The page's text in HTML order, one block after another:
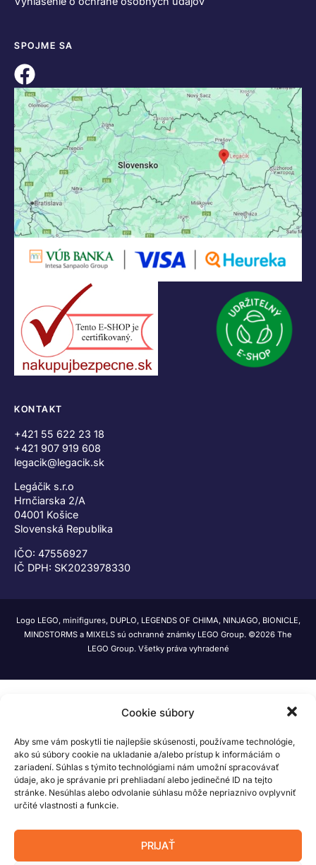
Cookie súbory
Aby sme vám poskytli tie najlepšie skúsenosti, používame technológie,
ako sú súbory cookie na ukladanie a/alebo prístup k informáciám o
zariadení. Súhlas s týmito technológiami nám umožní spracovávať
údaje, ako je správanie pri prehliadaní alebo jedinečné ID na tejto
stránke. Nesúhlas alebo odvolanie súhlasu môže nepriaznivo ovplyvniť
určité vlastnosti a funkcie.
PRIJAŤ
SPOJME SA
KONTAKT
+421 55 622 23 18
+421 907 919 608
legacik@legacik.sk
Legáčik s.r.o
Hrnčiarska 2/A
04001 Košice
Slovenská Republika
IČO: 47556927
IČ DPH: SK2023978330
Logo LEGO, minifigures, DUPLO, LEGENDS OF CHIMA, NINJAGO, BIONICLE,
MINDSTORMS a MIXELS sú ochranné známky LEGO Group. ©2026 The
LEGO Group. Všetky práva vyhradené